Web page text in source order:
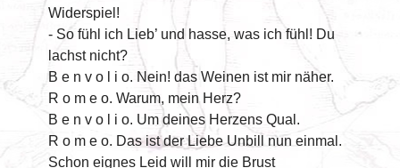
Widerspiel!
- So fühl ich Lieb’ und hasse, was ich fühl! Du
lachst nicht?
B e n v o l i o. Nein! das Weinen ist mir näher.
R o m e o. Warum, mein Herz?
B e n v o l i o. Um deines Herzens Qual.
R o m e o. Das ist der Liebe Unbill nun einmal.
Schon eignes Leid will mir die Brust